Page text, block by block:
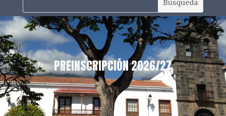
PREINSCRIPCIÓN 2026/27